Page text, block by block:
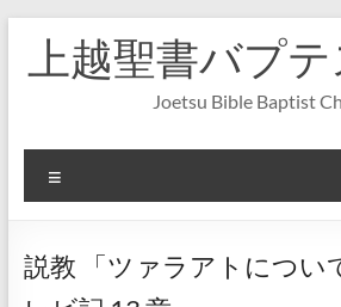
へ
上越聖書バプ
Joetsu Bible Baptist
ニ
ー
説教 「ツァラアトについ